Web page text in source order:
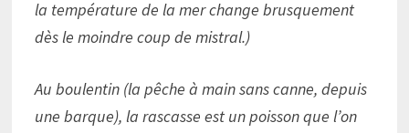
la température de la mer change brusquement
dès le moindre coup de mistral.)
Au boulentin (la pêche à main sans canne, depuis
une barque), la rascasse est un poisson que l’on